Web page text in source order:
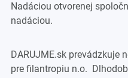
Nadáciou otvorenej
nadáciou.
DARUJME.sk prevádzkuje
pre filantropiu n.o.